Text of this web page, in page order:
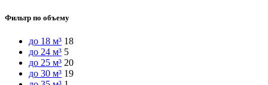
Фильтр по объему
до 18 м³ 18
до 24 м³ 5
до 25 м³ 20
до 30 м³ 19